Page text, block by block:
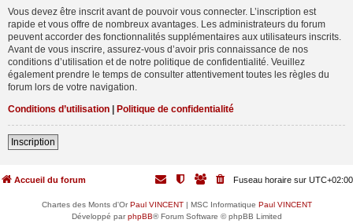
Vous devez être inscrit avant de pouvoir vous connecter. L’inscription est
rapide et vous offre de nombreux avantages. Les administrateurs du forum
peuvent accorder des fonctionnalités supplémentaires aux utilisateurs inscrits.
Avant de vous inscrire, assurez-vous d’avoir pris connaissance de nos
conditions d’utilisation et de notre politique de confidentialité. Veuillez
également prendre le temps de consulter attentivement toutes les règles du
forum lors de votre navigation.
Conditions d’utilisation | Politique de confidentialité
Inscription
Accueil du forum Fuseau horaire sur UTC+02:00
Chartes des Monts d'OrPaul VINCENT| MSC Informatique Paul VINCENT
Développé parphpBB® Forum Software © phpBB Limited